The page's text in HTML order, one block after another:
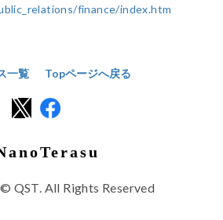
finance/index.htm
一覧 Topページへ戻る
QST. All Rights Reserved